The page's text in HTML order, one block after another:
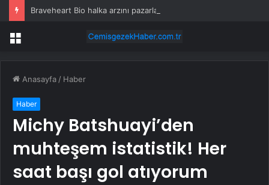
Menü
Anasayfa / Haber
Haber
Michy Batshuayi’den
muhteşem istatistik! Her
saat başı gol atıyorum